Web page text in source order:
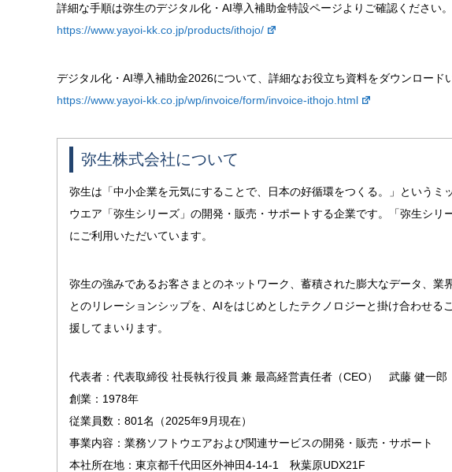
詳細な手順は弥生のデジタル化・AI導入補助金特設ページよりご確認ください。
https://www.yayoi-kk.co.jp/products/ithojo/
デジタル化・AI導入補助金2026について、詳細なお役立ち資料をダウンロード
https://www.yayoi-kk.co.jp/wp/invoice/form/invoice-ithojo.html
弥生株式会社について
弥生は「中小企業を元気にすることで、日本の好循環をつくる。」というミ
ウエア「弥生シリーズ」の開発・販売・サポートする企業です。「弥生シ
にご利用いただいています。
弥生の強みであるお客さまとのネットワーク、蓄積された膨大なデータ、
とのリレーションシップを、AIをはじめとしたテクノロジーと掛け合わせ
援してまいります。
代表者：代表取締役 社長執行役員 兼 最高経営責任者（CEO） 武藤 健一郎
創業：1978年
従業員数：801名（2025年9月現在）
事業内容：業務ソフトウエアおよび関連サービスの開発・販売・サポート
本社所在地：東京都千代田区外神田4-14-1 秋葉原UDX21F